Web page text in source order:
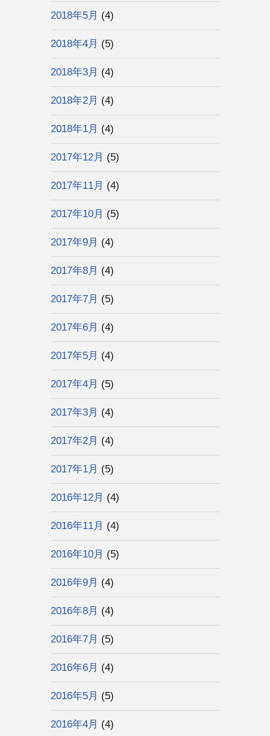
2018年5月 (4)
2018年4月 (5)
2018年3月 (4)
2018年2月 (4)
2018年1月 (4)
2017年12月 (5)
2017年11月 (4)
2017年10月 (5)
2017年9月 (4)
2017年8月 (4)
2017年7月 (5)
2017年6月 (4)
2017年5月 (4)
2017年4月 (5)
2017年3月 (4)
2017年2月 (4)
2017年1月 (5)
2016年12月 (4)
2016年11月 (4)
2016年10月 (5)
2016年9月 (4)
2016年8月 (4)
2016年7月 (5)
2016年6月 (4)
2016年5月 (5)
2016年4月 (4)